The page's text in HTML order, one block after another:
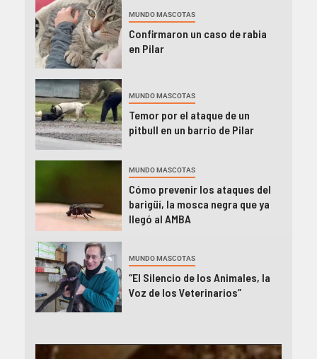
MUNDO MASCOTAS
Confirmaron un caso de rabia
en Pilar
MUNDO MASCOTAS
Temor por el ataque de un
pitbull en un barrio de Pilar
MUNDO MASCOTAS
Cómo prevenir los ataques del
barigüí, la mosca negra que ya
llegó al AMBA
MUNDO MASCOTAS
“El Silencio de los Animales, la
Voz de los Veterinarios”